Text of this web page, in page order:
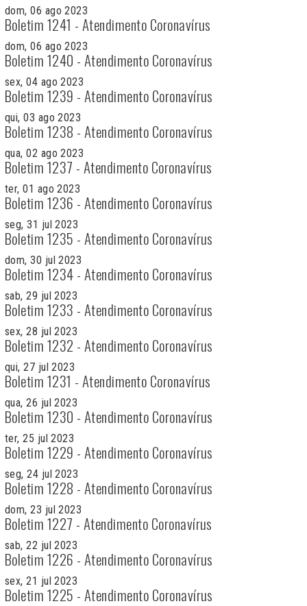
dom, 06 ago 2023
Boletim 1241 - Atendimento Coronavírus
dom, 06 ago 2023
Boletim 1240 - Atendimento Coronavírus
sex, 04 ago 2023
Boletim 1239 - Atendimento Coronavírus
qui, 03 ago 2023
Boletim 1238 - Atendimento Coronavírus
qua, 02 ago 2023
Boletim 1237 - Atendimento Coronavírus
ter, 01 ago 2023
Boletim 1236 - Atendimento Coronavírus
seg, 31 jul 2023
Boletim 1235 - Atendimento Coronavírus
dom, 30 jul 2023
Boletim 1234 - Atendimento Coronavírus
sab, 29 jul 2023
Boletim 1233 - Atendimento Coronavírus
sex, 28 jul 2023
Boletim 1232 - Atendimento Coronavírus
qui, 27 jul 2023
Boletim 1231 - Atendimento Coronavírus
qua, 26 jul 2023
Boletim 1230 - Atendimento Coronavírus
ter, 25 jul 2023
Boletim 1229 - Atendimento Coronavírus
seg, 24 jul 2023
Boletim 1228 - Atendimento Coronavírus
dom, 23 jul 2023
Boletim 1227 - Atendimento Coronavírus
sab, 22 jul 2023
Boletim 1226 - Atendimento Coronavírus
sex, 21 jul 2023
Boletim 1225 - Atendimento Coronavírus